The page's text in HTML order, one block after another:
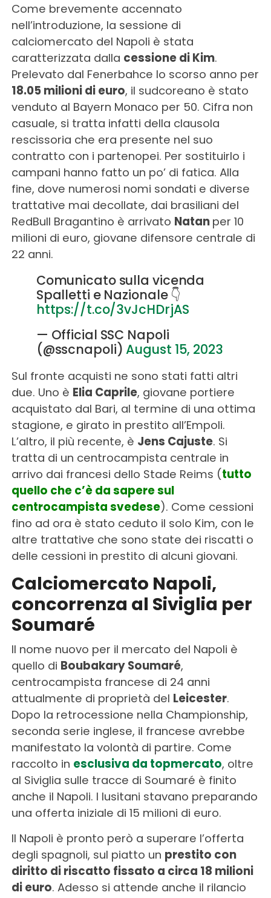
Come brevemente accennato
nell’introduzione, la sessione di
calciomercato del Napoli è stata
caratterizzata dalla cessione di Kim.
Prelevato dal Fenerbahce lo scorso anno per
18.05 milioni di euro, il sudcoreano è stato
venduto al Bayern Monaco per 50. Cifra non
casuale, si tratta infatti della clausola
rescissoria che era presente nel suo
contratto con i partenopei. Per sostituirlo i
campani hanno fatto un po’ di fatica. Alla
fine, dove numerosi nomi sondati e diverse
trattative mai decollate, dai brasiliani del
RedBull Bragantino è arrivato Natan per 10
milioni di euro, giovane difensore centrale di
22 anni.
Comunicato sulla vicenda
Spalletti e Nazionale 👇
https://t.co/3vJcHDrjAS
— Official SSC Napoli
(@sscnapoli)August 15, 2023
Sul fronte acquisti ne sono stati fatti altri
due. Uno è Elia Caprile, giovane portiere
acquistato dal Bari, al termine di una ottima
stagione, e girato in prestito all’Empoli.
L’altro, il più recente, è Jens Cajuste. Si
tratta di un centrocampista centrale in
arrivo dai francesi dello Stade Reims (tutto
quello che c’è da sapere sul
centrocampista svedese). Come cessioni
fino ad ora è stato ceduto il solo Kim, con le
altre trattative che sono state dei riscatti o
delle cessioni in prestito di alcuni giovani.
Calciomercato Napoli,
concorrenza al Siviglia per
Soumaré
Il nome nuovo per il mercato del Napoli è
quello di Boubakary Soumaré,
centrocampista francese di 24 anni
attualmente di proprietà del Leicester.
Dopo la retrocessione nella Championship,
seconda serie inglese, il francese avrebbe
manifestato la volontà di partire. Come
raccolto in esclusiva da topmercato, oltre
al Siviglia sulle tracce di Soumaré è finito
anche il Napoli. I lusitani stavano preparando
una offerta iniziale di 15 milioni di euro.
Il Napoli è pronto però a superare l’offerta
degli spagnoli, sul piatto un prestito con
diritto di riscatto fissato a circa 18 milioni
di euro. Adesso si attende anche il rilancio